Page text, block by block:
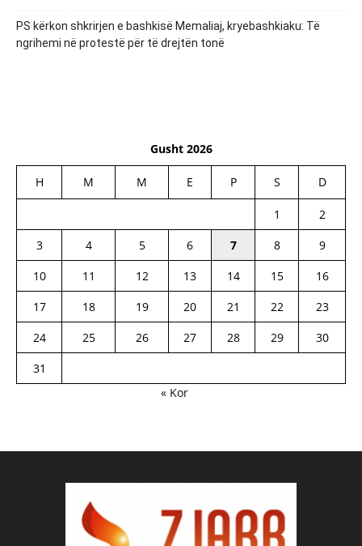
PS kërkon shkrirjen e bashkisë Memaliaj, kryebashkiaku: Të
ngrihemi në protestë për të drejtën tonë
Gusht 2026
H M M E P S D
1
2
3
4 5 6 7 8
9
10
11 12 13 14 15
16
17
18 19 20 21 22
23
24
25 26 27 28 29
30
31
« Kor